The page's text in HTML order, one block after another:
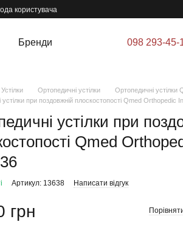
користувача
Бренди 098 293-45-
Устілки Ортопедичні устілки
Ортопедичні устілки
устілки при поздовжній плоскостопості Qmed Orthopedic
устілки при
Qmed
Артикул: 13638 Написати відгук
грн